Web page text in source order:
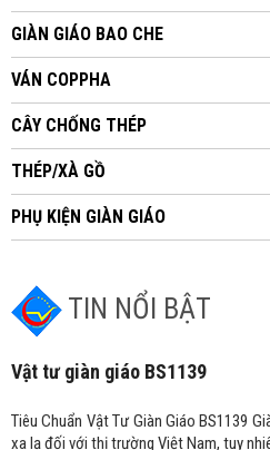
GIÀN GIÁO BAO CHE
VÁN COPPHA
CÂY CHỐNG THÉP
THÉP/XÀ GỒ
PHỤ KIỆN GIÀN GIÁO
TIN NỔI BẬT
Vật tư giàn giáo BS1139
Tiêu Chuẩn Vật Tư Giàn Giáo BS1139
xa lạ đối với thị trường Việt Nam, tuy